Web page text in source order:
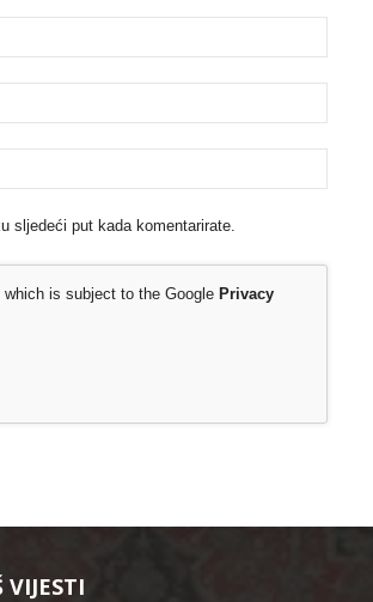
sljedeći put kada komentarirate.
is subject to the Google Privacy
VIJESTI